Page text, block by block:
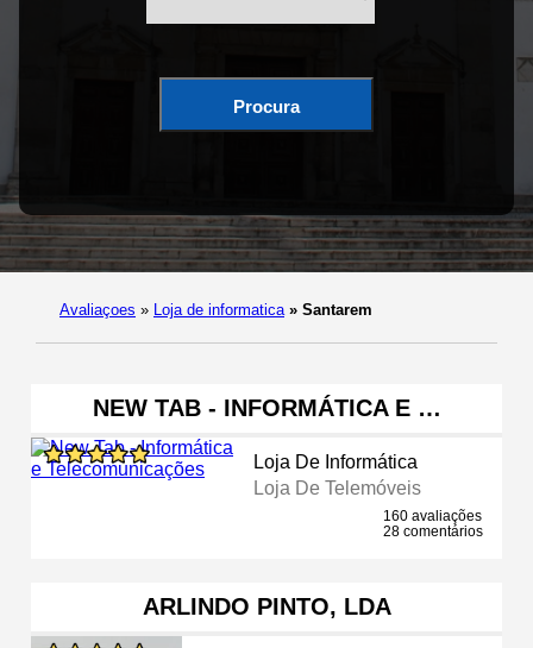
Procura
Avaliaçoes » Loja de informatica » Santarem
NEW TAB - INFORMÁTICA E …
Loja De Informática
Loja De Telemóveis
160 avaliações
28 comentários
ARLINDO PINTO, LDA